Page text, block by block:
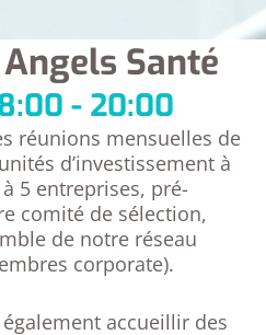
Santé
- 20:00
réunions mensuelles de
d’investissement à
5 entreprises, pré-
comité de sélection,
de notre réseau
corporate).
accueillir des